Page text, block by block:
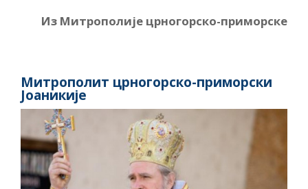
Из Митрополије црногорско-приморске
Митрополит црногорско-приморски
Јоаникије